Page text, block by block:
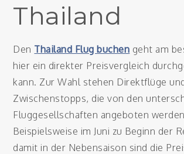
Thailand
Den Thailand Flug buchen geht am
hier ein direkter Preisvergleich
kann. Zur Wahl stehen Direktflüge
Zwischenstopps, die von den
Fluggesellschaften angeboten
Beispielsweise im Juni zu Beginn der
damit in der Nebensaison sind die